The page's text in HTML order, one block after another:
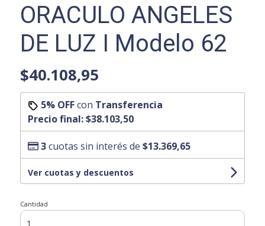
ORACULO ANGELES
DE LUZ I Modelo 62
$40.108,95
5% OFFcon Transferencia
Precio final:$38.103,50
3cuotas sin interés de $13.369,65
Ver cuotas y descuentos
Cantidad